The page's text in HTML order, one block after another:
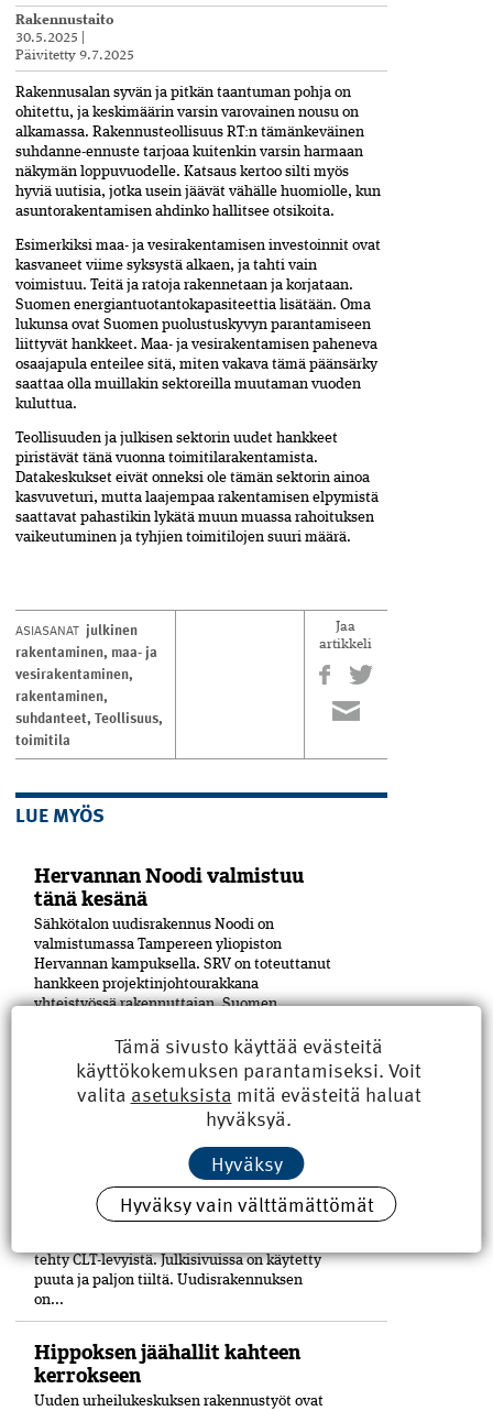
Rakennustaito
30.5.2025
Päivitetty 9.7.2025
Rakennusalan syvän ja pitkän taantuman pohja on
ohitettu, ja keskimäärin varsin varovainen nousu on
alkamassa. Rakennusteollisuus RT:n tämänkeväinen
suhdanne-ennuste tarjoaa kuitenkin varsin harmaan
näkymän loppuvuodelle. Katsaus kertoo silti myös
hyviä uutisia, jotka usein jäävät vähälle huomiolle, kun
asuntorakentamisen ahdinko hallitsee otsikoita.
Esimerkiksi maa- ja vesirakentamisen investoinnit ovat
kasvaneet viime syksystä alkaen, ja tahti vain
voimistuu. Teitä ja ratoja rakennetaan ja korjataan.
Suomen energiantuotantokapasiteettia lisätään. Oma
lukunsa ovat Suomen puolustuskyvyn parantamiseen
liittyvät hankkeet. Maa- ja vesirakentamisen paheneva
osaajapula enteilee sitä, miten vakava tämä päänsärky
saattaa olla muillakin sektoreilla muutaman vuoden
kuluttua.
Teollisuuden ja julkisen sektorin uudet hankkeet
piristävät tänä vuonna toimitilarakentamista.
Datakeskukset eivät onneksi ole tämän sektorin ainoa
kasvuveturi, mutta laajempaa rakentamisen elpymistä
saattavat pahastikin lykätä muun muassa rahoituksen
vaikeutuminen ja tyhjien toimitilojen suuri määrä.
ASIASANAT julkinen
rakentaminen, maa- ja
vesirakentaminen,
rakentaminen,
suhdanteet, Teollisuus,
toimitila
Jaa
artikkeli
LUE MYÖS
Hervannan Noodi valmistuu
tänä kesänä
Sähkötalon uudisrakennus Noodi on
valmistumassa Tampereen yliopiston
Hervannan kampuksella. SRV on toteuttanut
hankkeen projektinjohtourakkana
yhteistyössä rakennuttajan, Suomen
Yliopisto tulee Noodiin vuokralle.
Hankekokonaisuuteen on sisältynyt...
Pori sai uuden kulttuuritalon
keskustaan Eteläpuiston ja Mikonkadun
kulmaan viime vuoden lopussa
valmistuneessa moni­toimitalossa,
Kulturhuset Fiinissä.
tehty CLT-levyistä. Julkisivuissa on käytetty
puuta ja paljon tiiltä. Uudisrakennuksen
on...
Hippoksen jäähallit kahteen
kerrokseen
Uuden urheilukeskuksen rakennustyöt ovat
Tämä sivusto käyttää evästeitä
käyttökokemuksen parantamiseksi. Voit
valita asetuksista mitä evästeitä haluat
hyväksyä.
Hyväksy
Hyväksy vain välttämättömät